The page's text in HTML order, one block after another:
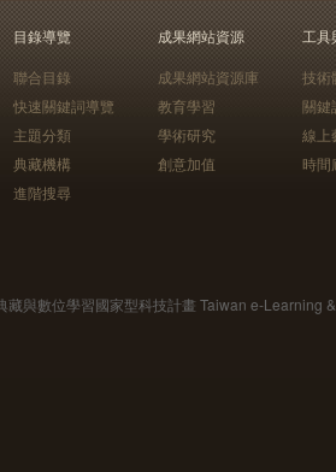
目錄導覽
聯合目錄
快速關鍵詞導覽
主題分類
典藏機構
進階搜尋
成果網站資源
成果網站資源庫
教育學習
學術研究
創意加值
工具
技術
關鍵
線上
時間
藏與數位學習國家型科技計畫 Taiwan e-Learning